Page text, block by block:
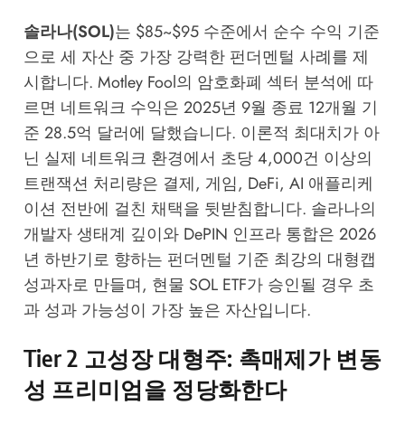
솔라나(SOL)는 $85~$95 수준에서 순수 수익 기준
으로 세 자산 중 가장 강력한 펀더멘털 사례를 제
시합니다. Motley Fool의 암호화폐 섹터 분석에 따
르면 네트워크 수익은 2025년 9월 종료 12개월 기
준 28.5억 달러에 달했습니다. 이론적 최대치가 아
닌 실제 네트워크 환경에서 초당 4,000건 이상의
트랜잭션 처리량은 결제, 게임, DeFi, AI 애플리케
이션 전반에 걸친 채택을 뒷받침합니다. 솔라나의
개발자 생태계 깊이와 DePIN 인프라 통합은 2026
년 하반기로 향하는 펀더멘털 기준 최강의 대형캡
성과자로 만들며, 현물 SOL ETF가 승인될 경우 초
과 성과 가능성이 가장 높은 자산입니다.
Tier 2 고성장 대형주: 촉매제가 변동
성 프리미엄을 정당화한다